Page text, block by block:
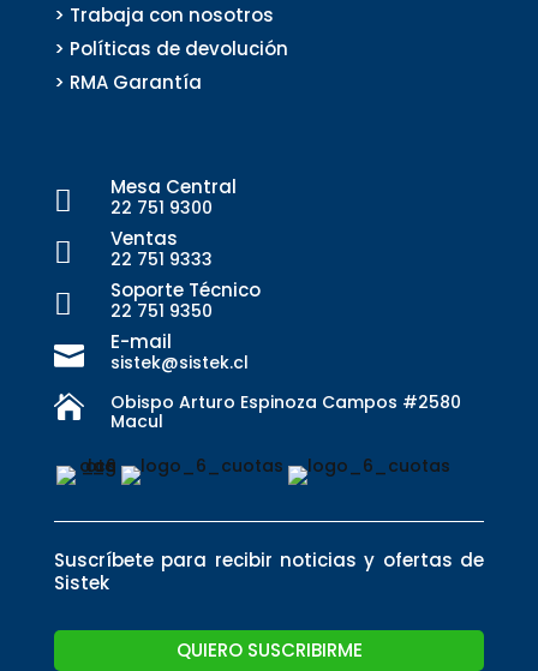
> Trabaja con nosotros
> Políticas de devolución
> RMA Garantía
 Mesa Central
22 751 9300
 Ventas
22 751 9333
 Soporte Técnico
22 751 9350
 E-mail
sistek@sistek.cl

Obispo Arturo Espinoza Campos #2580
Macul
Suscríbete para recibir noticias y ofertas de
Sistek
QUIERO SUSCRIBIRME